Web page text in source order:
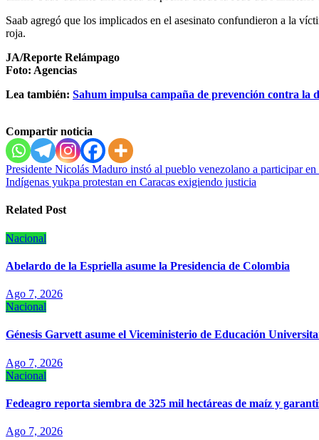
Saab agregó que los implicados en el asesinato confundieron a la
roja.
JA/Reporte Relámpago
Foto: Agencias
Lea también: Sahum impulsa campaña de prevención contra la
Compartir noticia
Navegación
de
entradas
Presidente Nicolás Maduro instó al pueblo venezolano a participar
Indígenas yukpa protestan en Caracas exigiendo justicia
Related Post
Nacional
Abelardo de la Espriella asume la Presidencia de Colombia
Ago 7, 2026
Nacional
Génesis Garvett asume el Viceministerio de Educación
Ago 7, 2026
Nacional
Fedeagro reporta siembra de 325 mil hectáreas de maíz y
Ago 7, 2026